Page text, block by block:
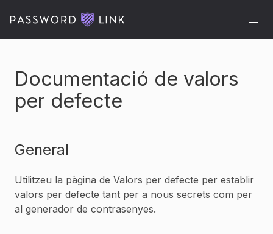
Documentació de valors
per defecte
General
Utilitzeu la pàgina de Valors per defecte per establir
valors per defecte tant per a nous secrets com per
al generador de contrasenyes.